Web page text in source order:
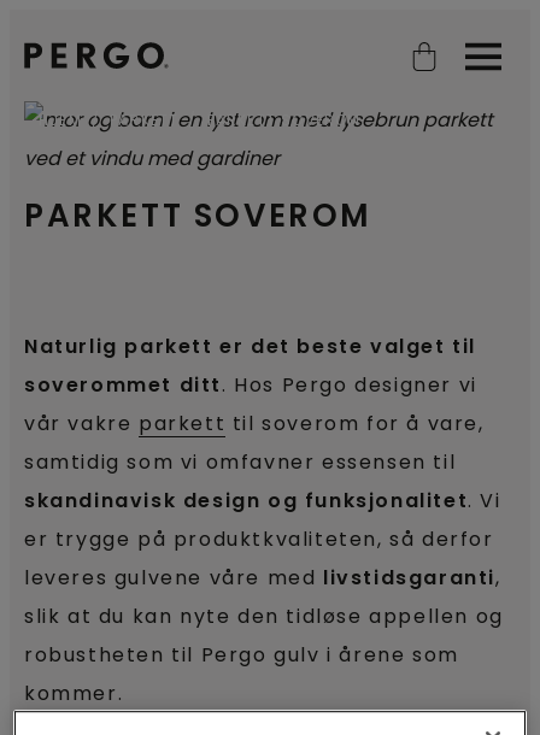
Open searchOpen
PARKETT SOVEROM
HJEM PARKETT PARKETT SOVEROM
Naturlig parkett er det beste valget til
soverommet ditt. Hos Pergo designer vi
vår vakre parkett til soverom for å vare,
samtidig som vi omfavner essensen til
skandinavisk design og funksjonalitet. Vi
er trygge på produktkvaliteten, så derfor
leveres gulvene våre med livstidsgaranti,
slik at du kan nyte den tidløse appellen og
robustheten til Pergo gulv i årene som
kommer.